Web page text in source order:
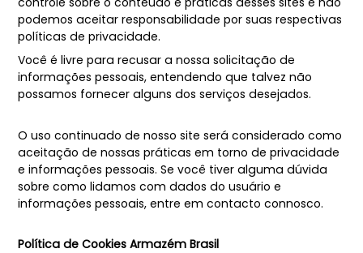
podemos aceitar responsabilidade por suas respectivas
políticas de privacidade.
Você é livre para recusar a nossa solicitação de
informações pessoais, entendendo que talvez não
possamos fornecer alguns dos serviços desejados.
O uso continuado de nosso site será considerado como
aceitação de nossas práticas em torno de privacidade
e informações pessoais. Se você tiver alguma dúvida
sobre como lidamos com dados do usuário e
informações pessoais, entre em contacto connosco.
Política de Cookies Armazém Brasil